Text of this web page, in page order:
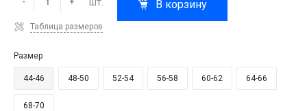
- + В корзину
Таблица размеров
Размер
44-46 48-50 52-54 56-58 60-62 64-66
68-70